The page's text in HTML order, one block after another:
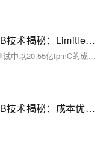
登顶TPC-C｜云原生数据库PolarDB技术揭秘：Limitless集群和分布式扩展篇
阿里云PolarDB云原生数据库在TPC-C基准测试中以20.55亿tpmC的成绩刷新世界纪录，展现卓越性能与性价比。其轻量版满足国产化需求，兼具高性能与低成本，适用于多种场景，推动数据库技术革新与发展。
登顶TPC-C｜云原生数据库PolarDB技术揭秘：成本优化-软硬协同篇